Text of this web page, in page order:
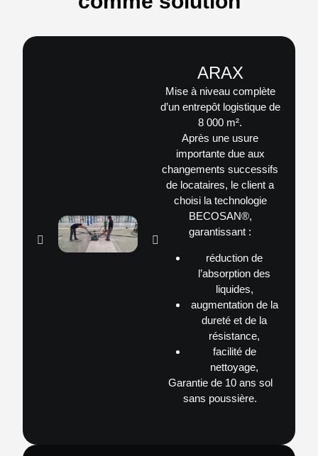
ARAX
Mise à niveau complète
d’un entrepôt logistique de
8 000 m².
Après une usure
importante due aux
changements successifs
de locataires, le client a
choisi la technologie
BECOSAN®,
garantissant :
réduction de
l’absorption des
liquides,
augmentation de la
dureté et de la
résistance,
facilité de
nettoyage,
Garantie de 10 ans sol
sans poussière.